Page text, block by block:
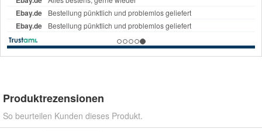
Produktrezensionen
So beurteilen Kunden dieses Produkt.